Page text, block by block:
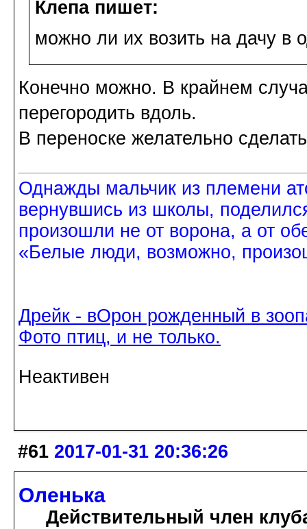
Клепа пишет:
можно ли их возить на дачу в
Конечно можно. В крайнем
перегородить вдоль.
В переноске желательно
Однажды мальчик из племени
вернувшись из школы,
произошли не от ворона, а от
«Белые люди, возможно,
Дрейк - вОрон рожденный в
Фото птиц, и не только.
Неактивен
#61 2017-01-31 20:36:26
Оленька
Действительный член